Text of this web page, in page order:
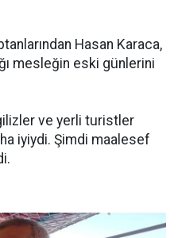
Hasan Karaca,
mesleğin eski günlerini
ve yerli turistler
iyiydi. Şimdi maalesef